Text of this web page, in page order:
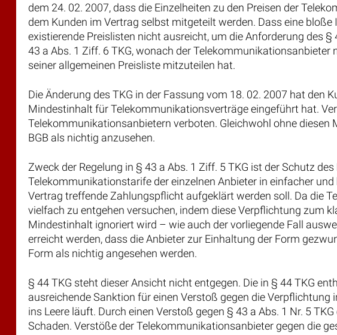
dem 24. 02. 2007, dass die Einzelheiten zu den Preisen der
dem Kunden im Vertrag selbst mitgeteilt werden. Dass eine
existierende Preislisten nicht ausreicht, um die Anforderung des
43 a Abs. 1 Ziff. 6 TKG, wonach der Telekommunikationsanbieter
seiner allgemeinen Preisliste mitzuteilen hat.
Die Änderung des TKG in der Fassung vom 18. 02. 2007 hat den
Mindestinhalt für Telekommunikationsverträge eingeführt hat.
Telekommunikationsanbietern verboten. Gleichwohl ohne
BGB als nichtig anzusehen.
Zweck der Regelung in § 43 a Abs. 1 Ziff. 5 TKG ist der Schutz
Telekommunikationstarife der einzelnen Anbieter in einfacher
Vertrag treffende Zahlungspflicht aufgeklärt werden soll. Da die
vielfach zu entgehen versuchen, indem diese Verpflichtung zum
Mindestinhalt ignoriert wird – wie auch der vorliegende Fall
erreicht werden, dass die Anbieter zur Einhaltung der Form
Form als nichtig angesehen werden.
§ 44 TKG steht dieser Ansicht nicht entgegen. Die in § 44 TKG
ausreichende Sanktion für einen Verstoß gegen die Verpflichtung
ins Leere läuft. Durch einen Verstoß gegen § 43 a Abs. 1 Nr. 5
Schaden. Verstöße der Telekommunikationsanbieter gegen die